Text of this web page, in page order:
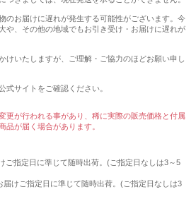
のお届けに遅れが発生する可能性がございます。今
や、その他の地域でもお引き受け・お届けに遅れが
けいたしますが、ご理解・ご協力のほどお願い申し
式サイトをご確認ください。
更が行われる事があり、稀に実際の販売価格と付属
品が届く場合があります。
ご指定日に準じて随時出荷。(ご指定日なしは3～5
けご指定日に準じて随時出荷。(ご指定日なしは3